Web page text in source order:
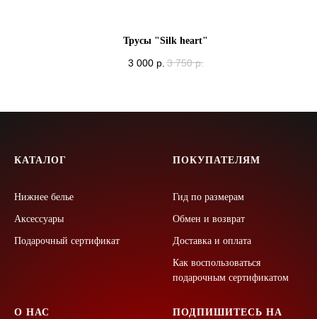
Трусы "Silk heart"
3 000 р. 3 750 р.
КАТАЛОГ
Нижнее белье
Аксессуары
Подарочный сертификат
ПОКУПАТЕЛЯМ
Гид по размерам
Обмен и возврат
Доставка и оплата
Как воспользоваться
подарочным сертификатом
О НАС
ПОДПИШИТЕСЬ НА